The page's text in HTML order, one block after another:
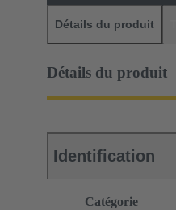
Détails du produit
Détails du produit
Identification
Catégorie